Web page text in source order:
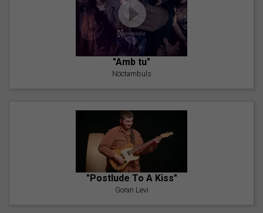
"Amb tu"
Nöctambuls
"Postlude To A Kiss"
Goran Levi